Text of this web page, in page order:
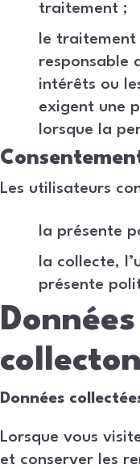
traitement ;
le traitement
responsable
intérêts ou
exigent une
lorsque la
Les utilisateurs
la présente
la collecte,
présente
Données
Lorsque vous
et conserver les